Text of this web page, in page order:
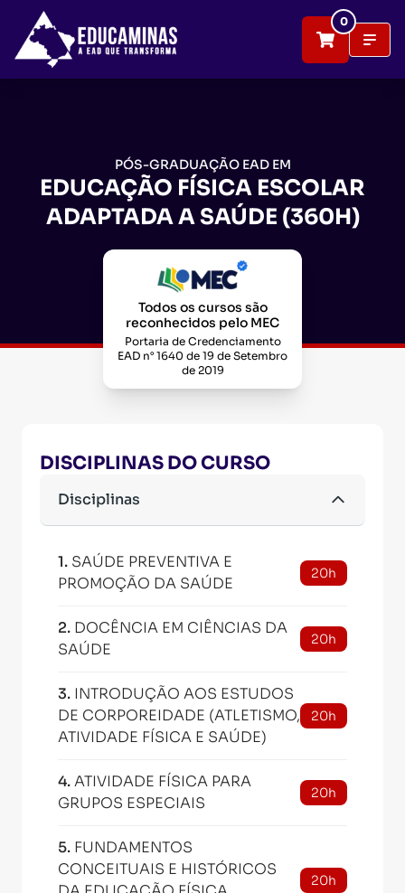
0
PÓS-GRADUAÇÃO EAD EM
EDUCAÇÃO FÍSICA ESCOLAR
ADAPTADA A SAÚDE (360H)
Todos os cursos são
reconhecidos pelo MEC
Portaria de Credenciamento
EAD n° 1640 de 19 de Setembro
de 2019
DISCIPLINAS DO CURSO
Disciplinas
1. SAÚDE PREVENTIVA E
PROMOÇÃO DA SAÚDE
20h
2. DOCÊNCIA EM CIÊNCIAS DA
SAÚDE
20h
3. INTRODUÇÃO AOS ESTUDOS
DE CORPOREIDADE (ATLETISMO,
ATIVIDADE FÍSICA E SAÚDE)
20h
4.ATIVIDADE FÍSICA PARA
GRUPOS ESPECIAIS
20h
5. FUNDAMENTOS
CONCEITUAIS E HISTÓRICOS
20h